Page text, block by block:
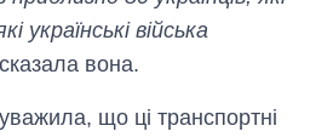
війська
вона.
що ці транспортні